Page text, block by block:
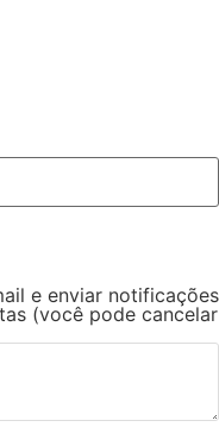
e enviar notificações
(você pode cancelar